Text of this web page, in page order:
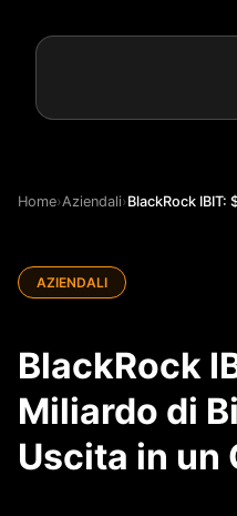
Home›Aziendali›BlackRock IBIT:
AZIENDALI
BlackRock
Miliardo di
Uscita in un